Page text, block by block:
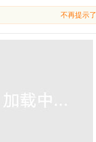
不再提示了